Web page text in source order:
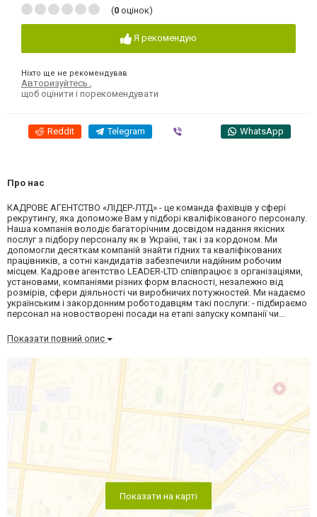
(0 оцінок)
Я рекомендую
Ніхто ще не рекомендував
Авторизуйтесь
щоб оцінити і порекомендувати
Reddit Telegram WhatsApp
Про нас
КАДРОВЕ АГЕНТСТВО «ЛІДЕР-ЛТД» - це команда фахівців у сфері
рекрутингу, яка допоможе Вам у підборі кваліфікованого персоналу.
Наша компанія володіє багаторічним досвідом надання якісних
послуг з підбору персоналу як в Україні, так і за кордоном. Ми
допомогли десяткам компаній знайти гідних та кваліфікованих
працівників, а сотні кандидатів забезпечили надійним робочим
місцем. Кадрове агентство LEADER-LTD співпрацює з організаціями,
установами, компаніями різних форм власності, незалежно від
розмірів, сфери діяльності чи виробничих потужностей. Ми надаємо
українським і закордонним роботодавцям такі послуги: - підбираємо
персонал на новостворені посади на етапі запуску компанії чи...
Показати повний опис
Показати на карті